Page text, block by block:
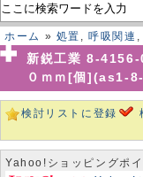
ホーム » 処置 ,呼吸関連 ,
新鋭工業 8-
０ｍｍ[個](as1-
検討リストに登録
Yahoo!ショッピングポイ